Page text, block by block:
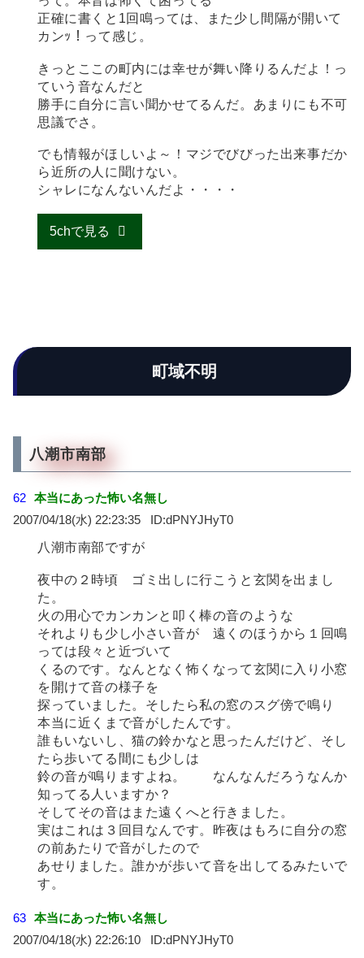
正確に書くと1回鳴っては、また少し間隔が開いて
カンｯ！って感じ。
きっとここの町内には幸せが舞い降りるんだよ！っ
ていう音なんだと
勝手に自分に言い聞かせてるんだ。あまりにも不可
思議でさ。
でも情報がほしいよ～！マジでびびった出来事だか
ら近所の人に聞けない。
シャレになんないんだよ・・・・
5chで見る
町域不明
八潮市南部
62 本当にあった怖い名無し
2007/04/18(水) 22:23:35
dPNYJHyT0
八潮市南部ですが
夜中の２時頃 ゴミ出しに行こうと玄関を出まし
た。
火の用心でカンカンと叩く棒の音のような
それよりも少し小さい音が 遠くのほうから１回鳴
っては段々と近づいて
くるのです。なんとなく怖くなって玄関に入り小窓
を開けて音の様子を
探っていました。そしたら私の窓のスグ傍で鳴り
本当に近くまで音がしたんです。
誰もいないし、猫の鈴かなと思ったんだけど、そし
たら歩いてる間にも少しは
鈴の音が鳴りますよね。 なんなんだろうなんか
知ってる人いますか？
そしてその音はまた遠くへと行きました。
実はこれは３回目なんです。昨夜はもろに自分の窓
の前あたりで音がしたので
あせりました。誰かが歩いて音を出してるみたいで
す。
63 本当にあった怖い名無し
2007/04/18(水) 22:26:10
dPNYJHyT0